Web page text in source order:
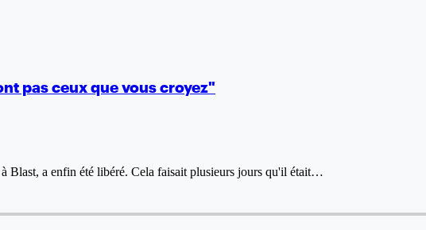
pas ceux que vous croyez"
Blast, a enfin été libéré. Cela faisait plusieurs jours qu'il était…